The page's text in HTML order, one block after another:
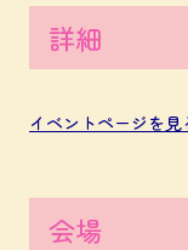
詳細
イベントページを見
会場